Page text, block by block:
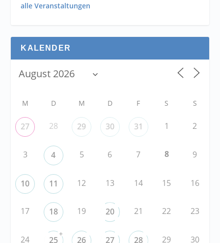
alle Veranstaltungen
KALENDER
M D M D F S S
27 28 29 30 31 1 2
3 4 5 6 7 8 9
10 11 12 13 14 15 16
17 18 19 20 21 22 23
24 25
+
26 27 28 29 30